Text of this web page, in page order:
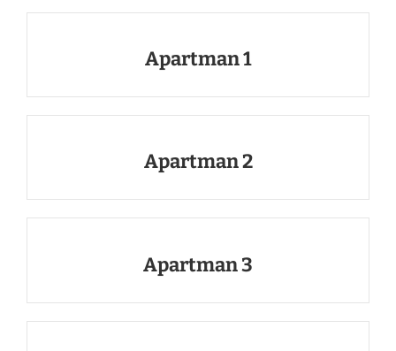
Apartman 1
Apartman 2
Apartman 3